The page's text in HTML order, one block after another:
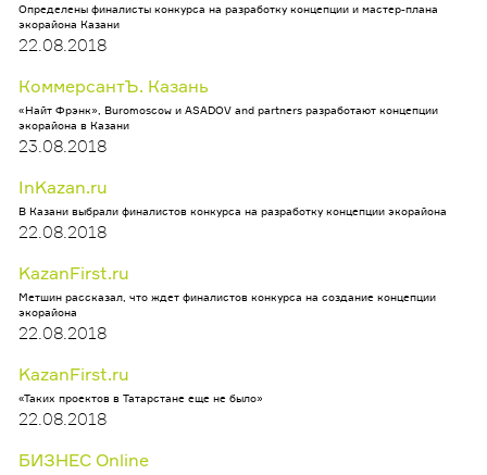
Определены финалисты конкурса на разработку концепции и мастер-плана
экорайона Казани
22.08.2018
КоммерсантЪ. Казань
«Найт Фрэнк», Buromoscow и ASADOV and partners разработают концепции
экорайона в Казани
23.08.2018
InKazan.ru
В Казани выбрали финалистов конкурса на разработку концепции экорайона
22.08.2018
KazanFirst.ru
Метшин рассказал, что ждет финалистов конкурса на создание концепции
экорайона
22.08.2018
KazanFirst.ru
«Таких проектов в Татарстане еще не было»
22.08.2018
БИЗНЕС Online